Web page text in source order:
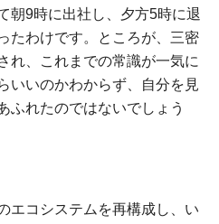
朝9時に出社し、夕方5時に退
たわけです。ところが、三密
れ、これまでの常識が一気に
いいのかわからず、自分を見
ふれたのではないでしょう
エコシステムを再構成し、い